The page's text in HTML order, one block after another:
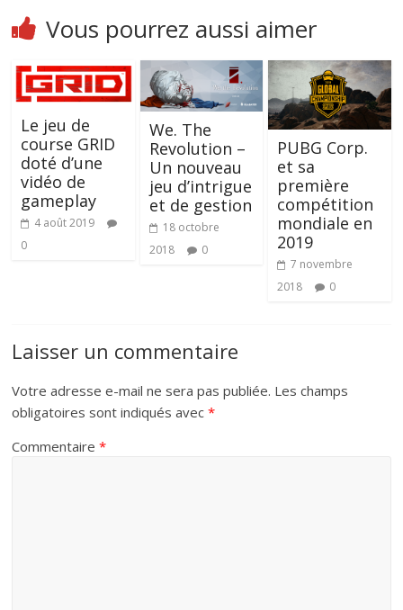
Vous pourrez aussi aimer
Le jeu de
course GRID
doté d’une
vidéo de
gameplay
4 août 2019
0
We. The
Revolution –
Un nouveau
jeu d’intrigue
et de gestion
18 octobre
2018
0
PUBG Corp.
et sa
première
compétition
mondiale en
2019
7 novembre
2018
0
Laisser un commentaire
Votre adresse e-mail ne sera pas publiée. Les champs
obligatoires sont indiqués avec*
Commentaire*